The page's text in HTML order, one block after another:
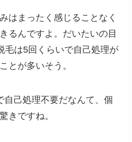
はまったく感じることなく
るんですよ。だいたいの目
毛は5回くらいで自己処理が
とが多いそう。
自己処理不要だなんて、個
きですね。